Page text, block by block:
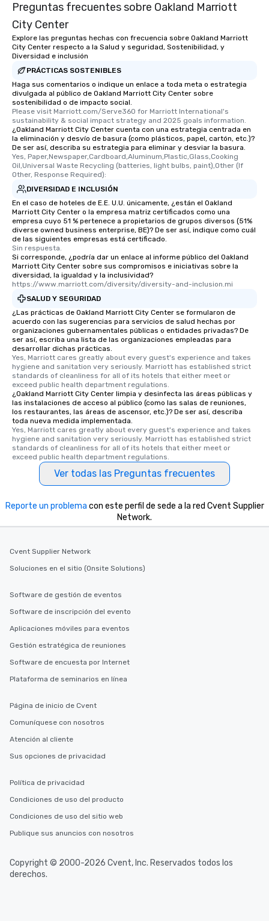
Preguntas frecuentes sobre Oakland Marriott
City Center
Explore las preguntas hechas con frecuencia sobre Oakland Marriott
City Center respecto a la Salud y seguridad, Sostenibilidad, y
Diversidad e inclusión
PRÁCTICAS SOSTENIBLES
Haga sus comentarios o indique un enlace a toda meta o estrategia
divulgada al público de Oakland Marriott City Center sobre
sostenibilidad o de impacto social.
Please visit Marriott.com/Serve360 for Marriott International's
sustainability & social impact strategy and 2025 goals information.
¿Oakland Marriott City Center cuenta con una estrategia centrada en
la eliminación y desvío de basura (como plásticos, papel, cartón, etc.)?
De ser así, describa su estrategia para eliminar y desviar la basura.
Yes, Paper,Newspaper,Cardboard,Aluminum,Plastic,Glass,Cooking
Oil,Universal Waste Recycling (batteries, light bulbs, paint),Other (If
Other, Response Required):
DIVERSIDAD E INCLUSIÓN
En el caso de hoteles de E.E. U.U. únicamente, ¿están el Oakland
Marriott City Center o la empresa matriz certificados como una
empresa cuyo 51 % pertenece a propietarios de grupos diversos (51%
diverse owned business enterprise, BE)? De ser así, indique como cuál
de las siguientes empresas está certificado.
Sin respuesta.
Si corresponde, ¿podría dar un enlace al informe público del Oakland
Marriott City Center sobre sus compromisos e iniciativas sobre la
diversidad, la igualdad y la inclusividad?
https://www.marriott.com/diversity/diversity-and-inclusion.mi
SALUD Y SEGURIDAD
¿Las prácticas de Oakland Marriott City Center se formularon de
acuerdo con las sugerencias para servicios de salud hechas por
organizaciones gubernamentales públicas o entidades privadas? De
ser así, escriba una lista de las organizaciones empleadas para
desarrollar dichas prácticas.
Yes, Marriott cares greatly about every guest's experience and takes
hygiene and sanitation very seriously. Marriott has established strict
standards of cleanliness for all of its hotels that either meet or
exceed public health department regulations.
¿Oakland Marriott City Center limpia y desinfecta las áreas públicas y
las instalaciones de acceso al público (como las salas de reuniones,
los restaurantes, las áreas de ascensor, etc.)? De ser así, describa
toda nueva medida implementada.
Yes, Marriott cares greatly about every guest's experience and takes
hygiene and sanitation very seriously. Marriott has established strict
standards of cleanliness for all of its hotels that either meet or
exceed public health department regulations.
Ver todas las Preguntas frecuentes
Reporte un problema con este perfil de sede a la red Cvent Supplier
Network.
Cvent Supplier Network
Soluciones en el sitio (Onsite Solutions)
Software de gestión de eventos
Software de inscripción del evento
Aplicaciones móviles para eventos
Gestión estratégica de reuniones
Software de encuesta por Internet
Plataforma de seminarios en línea
Página de inicio de Cvent
Comuníquese con nosotros
Atención al cliente
Sus opciones de privacidad
Política de privacidad
Condiciones de uso del producto
Condiciones de uso del sitio web
Publique sus anuncios con nosotros
Copyright © 2000-2026 Cvent, Inc. Reservados todos los
derechos.